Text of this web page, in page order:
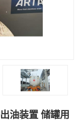
油装置 储罐用
管
管